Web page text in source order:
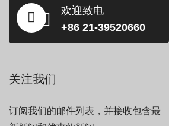
欢迎致电
+86 21-39520660
关注我们
订阅我们的邮件列表，并接收包含最